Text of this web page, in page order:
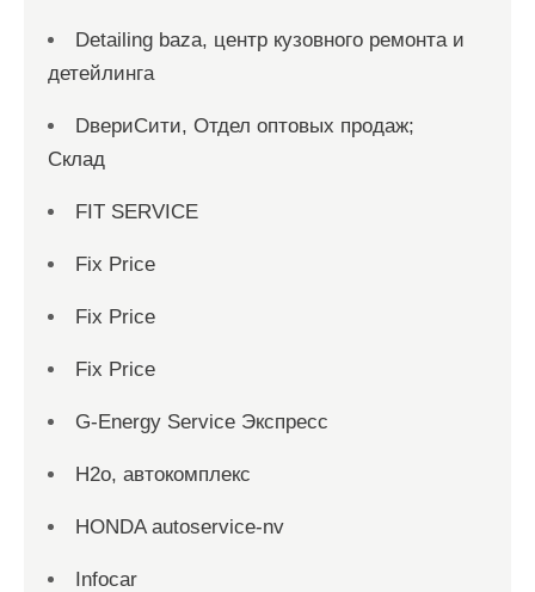
Detailing baza, центр кузовного ремонта и
детейлинга
DвериСити, Отдел оптовых продаж;
Склад
FIT SERVICE
Fix Price
Fix Price
Fix Price
G-Energy Service Экспресс
H2о, автокомплекс
HONDA autoservice-nv
Infocar